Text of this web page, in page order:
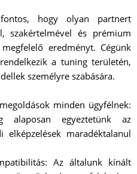
hogy olyan partnert
szakértelmével és prémium
eredményt. Cégünk
a tuning területén,
személyre szabására.
minden ügyfélnek:
egyeztetünk az
elképzelések maradéktalanul
Az általunk kínált